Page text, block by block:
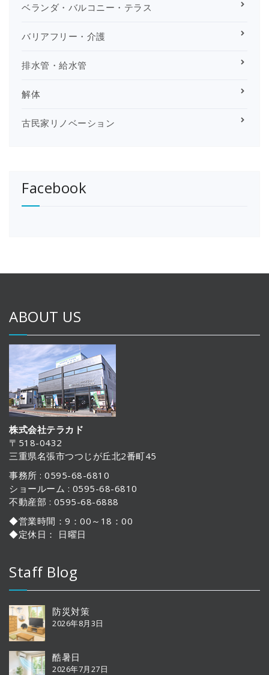
ベランダ・バルコニー・テラス
バリアフリー・介護
排水管・給水管
解体
古民家リノベーション
Facebook
ABOUT US
株式会社テラカド
〒518-0432
三重県名張市つつじが丘北2番町45
事務所 : 0595-68-6810
ショールーム : 0595-68-6810
不動産部 : 0595-68-6888
◆営業時間：9：00～18：00
◆定休日： 日曜日
Staff Blog
防災対策
2026年8月3日
酷暑日
2026年7月27日